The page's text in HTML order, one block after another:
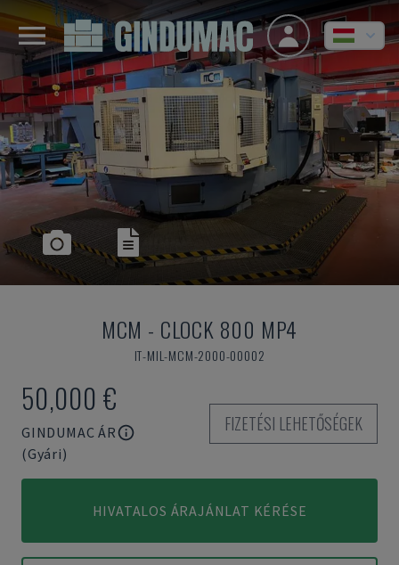
MCM - CLOCK 800 MP4
IT-MIL-MCM-2000-00002
50,000 €
GINDUMAC ÁR
(Gyári)
FIZETÉSI LEHETŐSÉGEK
HIVATALOS ÁRAJÁNLAT KÉRÉSE